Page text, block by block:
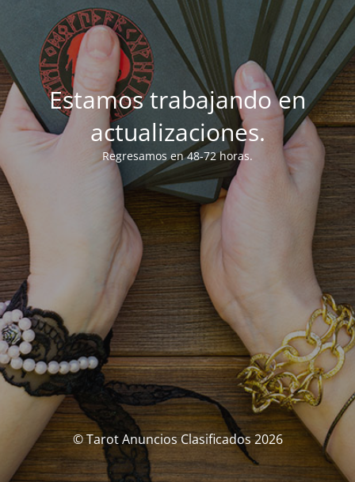
Estamos trabajando en
actualizaciones.
Regresamos en 48-72 horas.
© Tarot Anuncios Clasificados 2026